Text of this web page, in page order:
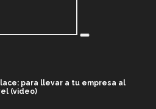
para llevar a tu empresa al
(video)